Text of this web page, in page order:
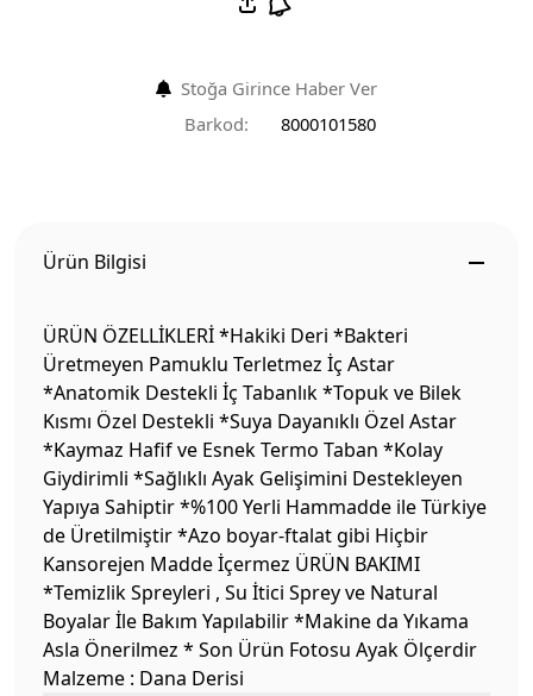
Stoğa Girince Haber Ver
Barkod:
8000101580
Ürün Bilgisi
ÜRÜN ÖZELLİKLERİ *Hakiki Deri *Bakteri
Üretmeyen Pamuklu Terletmez İç Astar
*Anatomik Destekli İç Tabanlık *Topuk ve Bilek
Kısmı Özel Destekli *Suya Dayanıklı Özel Astar
*Kaymaz Hafif ve Esnek Termo Taban *Kolay
Giydirimli *Sağlıklı Ayak Gelişimini Destekleyen
Yapıya Sahiptir *%100 Yerli Hammadde ile Türkiye
de Üretilmiştir *Azo boyar-ftalat gibi Hiçbir
Kansorejen Madde İçermez ÜRÜN BAKIMI
*Temizlik Spreyleri , Su İtici Sprey ve Natural
Boyalar İle Bakım Yapılabilir *Makine da Yıkama
Asla Önerilmez * Son Ürün Fotosu Ayak Ölçerdir
Malzeme : Dana Derisi